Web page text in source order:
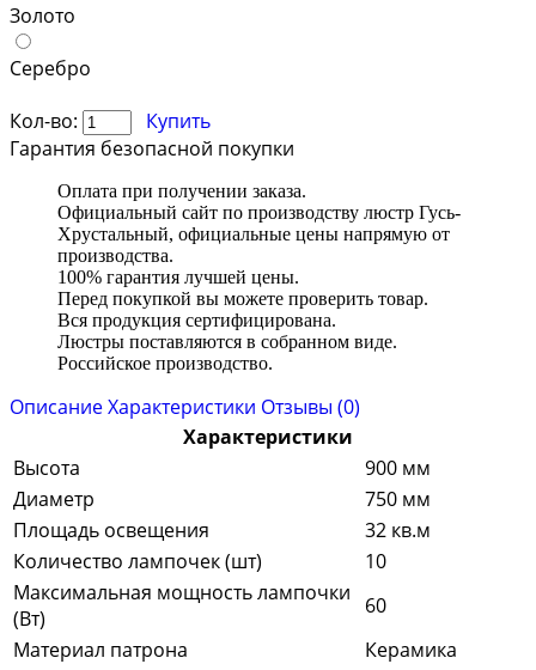
Золото
Серебро
Кол-во:
Купить
Гарантия безопасной покупки
Оплата при получении заказа.
Официальный сайт по производству люстр Гусь-
Хрустальный, официальные цены напрямую от
производства.
100% гарантия лучшей цены.
Перед покупкой вы можете проверить товар.
Вся продукция сертифицирована.
Люстры поставляются в собранном виде.
Российское производство.
ОписаниеХарактеристики Отзывы (0)
Характеристики
Высота
900 мм
Диаметр
750 мм
Площадь освещения
32 кв.м
Количество лампочек (шт)
10
Максимальная мощность лампочки
(Вт)
60
Материал патрона
Керамика